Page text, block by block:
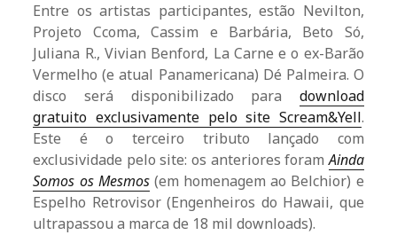
Entre os artistas participantes, estão Nevilton,
Projeto Ccoma, Cassim e Barbária, Beto Só,
Juliana R., Vivian Benford, La Carne e o ex-Barão
Vermelho (e atual Panamericana) Dé Palmeira. O
disco será disponibilizado para download
gratuito exclusivamente pelo site Scream&Yell.
Este é o terceiro tributo lançado com
exclusividade pelo site: os anteriores foramAinda
Somos os Mesmos(em homenagem ao Belchior) e
Espelho Retrovisor (Engenheiros do Hawaii, que
ultrapassou a marca de 18 mil downloads).